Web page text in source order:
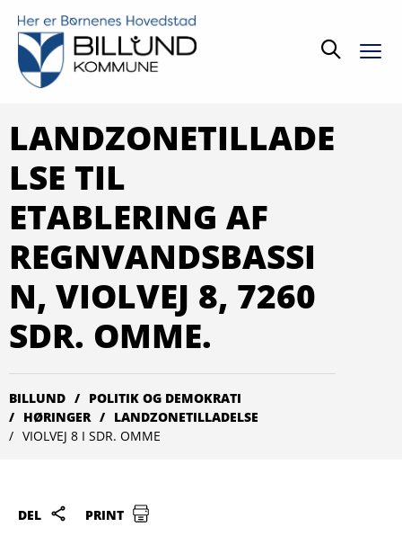
Søg
LANDZONETILLADE
LSE TIL
ETABLERING AF
REGNVANDSBASSI
N, VIOLVEJ 8, 7260
SDR. OMME.
BILLUND
POLITIK OG DEMOKRATI
HØRINGER
LANDZONETILLADELSE
VIOLVEJ 8 I SDR. OMME
DEL PRINT